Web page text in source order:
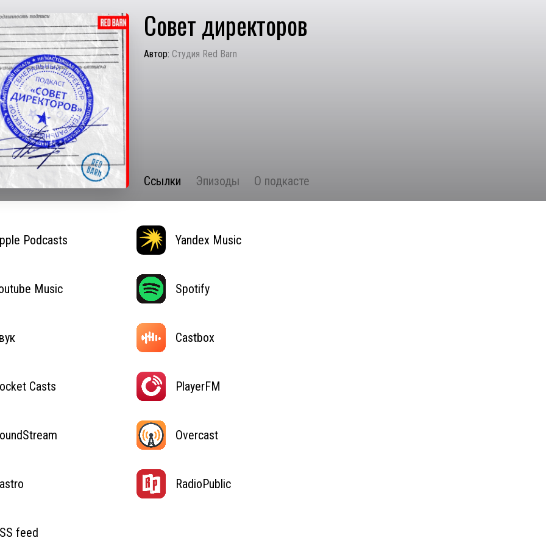
Совет директоров
Автор: Студия Red Barn
Ссылки Эпизоды О подкасте
Podcasts Yandex Music
Music Spotify
Castbox
Casts PlayerFM
Overcast
RadioPublic
feed